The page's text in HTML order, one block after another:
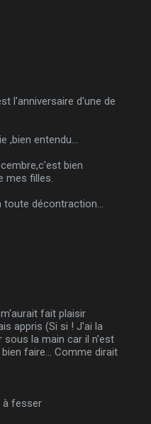
l'anniversaire d'une de
,bien entendu...
bien
mes filles.
toute décontraction...
fait plaisir
appris (Si si ! J'ai la
sous la main car il n'est
faire... Comme dirait
à fesser